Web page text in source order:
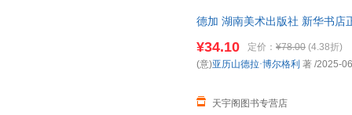
德加 湖南美术出版社 新华书店
¥34.10 定价： ¥78.00 (4.38折)
天宇阁图书专营店
(意)亚历山德拉·博尔格利 著 /2025-